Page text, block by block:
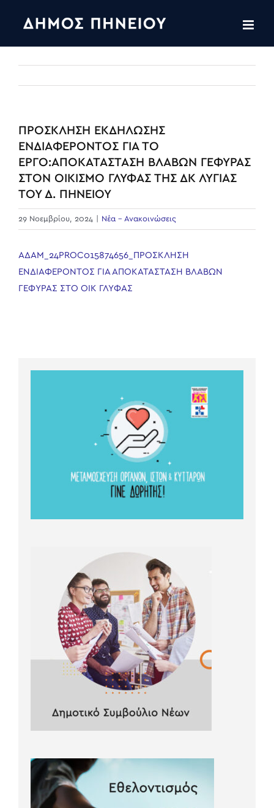
ΠΡΟΣΚΛΗΣΗ ΕΚΔΗΛΩΣΗΣ
ΕΝΔΙΑΦΕΡΟΝΤΟΣ ΓΙΑ ΤΟ
ΕΡΓΟ:ΑΠΟΚΑΤΑΣΤΑΣΗ ΒΛΑΒΩΝ ΓΕΦΥΡΑΣ
ΣΤΟΝ ΟΙΚΙΣΜΟ ΓΛΥΦΑΣ ΤΗΣ ΔΚ ΛΥΓΙΑΣ
ΤΟΥ Δ. ΠΗΝΕΙΟΥ
29 Νοεμβρίου, 2024 Νέα - Ανακοινώσεις
ΑΔΑΜ_24PROC015874656_ΠΡΟΣΚΛΗΣΗ
ΕΝΔΙΑΦΕΡΟΝΤΟΣ ΓΙΑ ΑΠΟΚΑΤΑΣΤΑΣΗ ΒΛΑΒΩΝ
ΓΕΦΥΡΑΣ ΣΤΟ ΟΙΚ ΓΛΥΦΑΣ